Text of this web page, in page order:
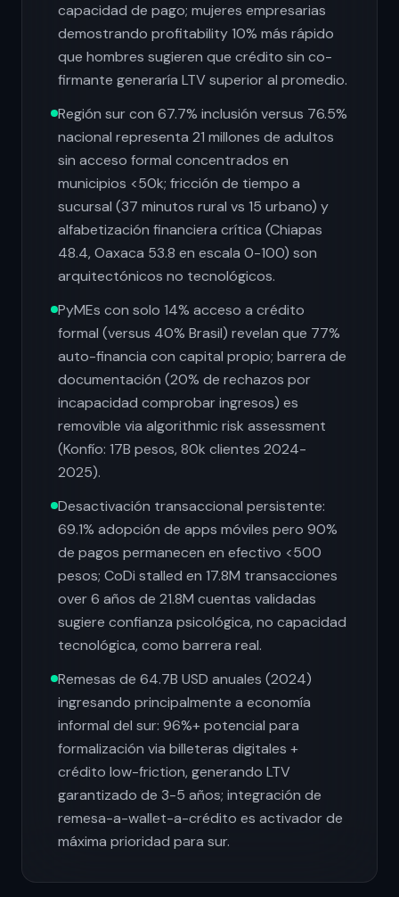
capacidad de pago; mujeres empresarias
demostrando profitability 10% más rápido
que hombres sugieren que crédito sin co-
firmante generaría LTV superior al promedio.
Región sur con 67.7% inclusión versus 76.5%
nacional representa 21 millones de adultos
sin acceso formal concentrados en
municipios <50k; fricción de tiempo a
sucursal (37 minutos rural vs 15 urbano) y
alfabetización financiera crítica (Chiapas
48.4, Oaxaca 53.8 en escala 0-100) son
arquitectónicos no tecnológicos.
PyMEs con solo 14% acceso a crédito
formal (versus 40% Brasil) revelan que 77%
auto-financia con capital propio; barrera de
documentación (20% de rechazos por
incapacidad comprobar ingresos) es
removible via algorithmic risk assessment
(Konfío: 17B pesos, 80k clientes 2024-
2025).
Desactivación transaccional persistente:
69.1% adopción de apps móviles pero 90%
de pagos permanecen en efectivo <500
pesos; CoDi stalled en 17.8M transacciones
over 6 años de 21.8M cuentas validadas
sugiere confianza psicológica, no capacidad
tecnológica, como barrera real.
Remesas de 64.7B USD anuales (2024)
ingresando principalmente a economía
informal del sur: 96%+ potencial para
formalización via billeteras digitales +
crédito low-friction, generando LTV
garantizado de 3-5 años; integración de
remesa-a-wallet-a-crédito es activador de
máxima prioridad para sur.